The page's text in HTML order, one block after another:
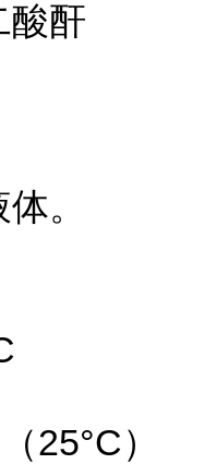
酸酐
。
25°C）